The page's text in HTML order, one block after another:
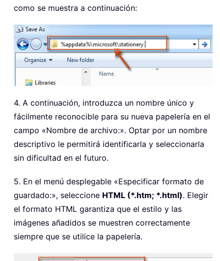
como se muestra a continuación:
4. A continuación, introduzca un nombre único y
fácilmente reconocible para su nueva papelería en el
campo «Nombre de archivo:». Optar por un nombre
descriptivo le permitirá identificarla y seleccionarla
sin dificultad en el futuro.
5. En el menú desplegable «Especificar formato de
guardado:», seleccione HTML (*.htm; *.html). Elegir
el formato HTML garantiza que el estilo y las
imágenes añadidos se muestren correctamente
siempre que se utilice la papelería.